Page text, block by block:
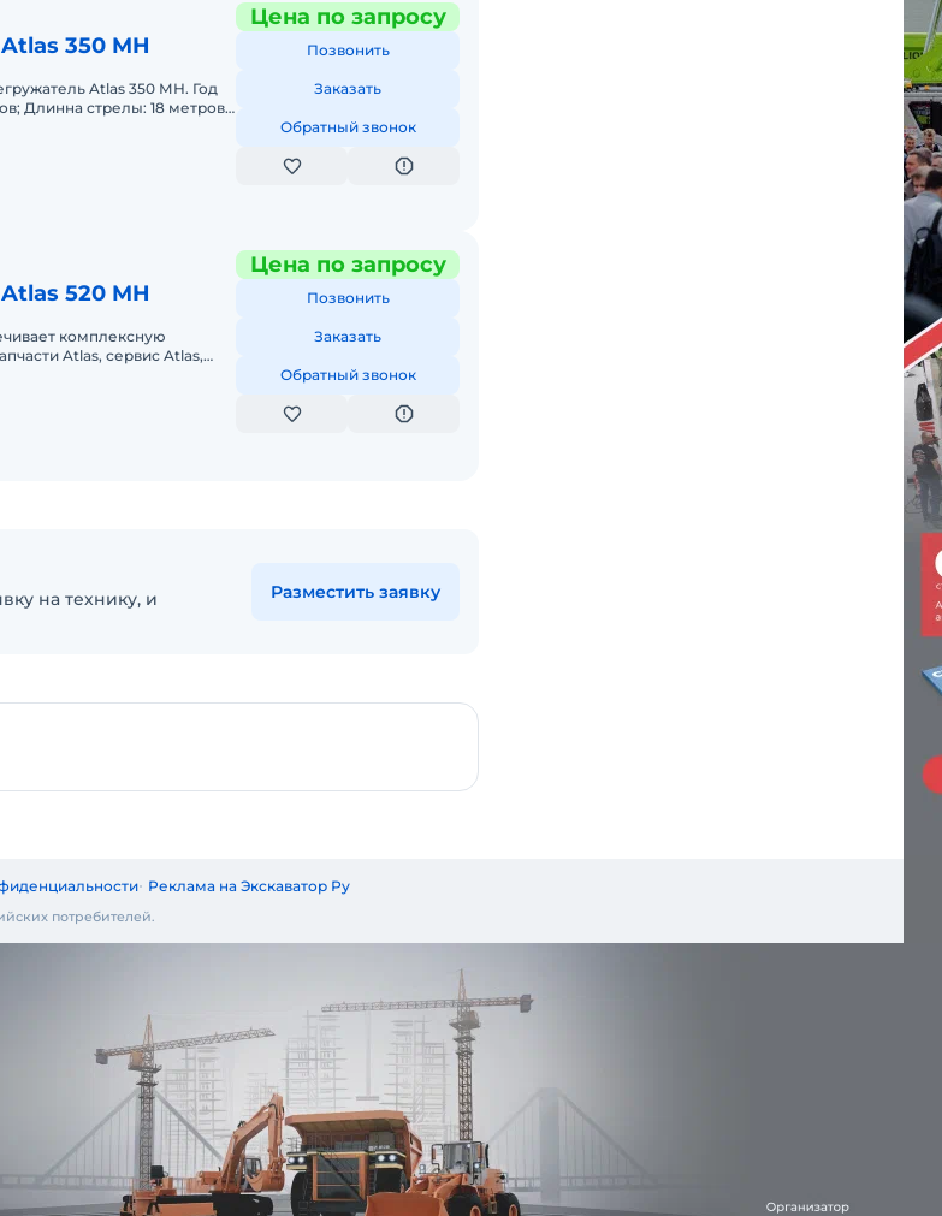
350 MH
Atlas 350 МН. Год
Длинна стрелы: 18 метров;
Цена по запросу
Позвонить
Заказать
Обратный звонок
520 MH
комплексную
Atlas, сервис Atlas,
Цена по запросу
Позвонить
Заказать
Обратный звонок
на технику, и
Разместить заявку
Реклама на Экскаватор Ру
потребителей.